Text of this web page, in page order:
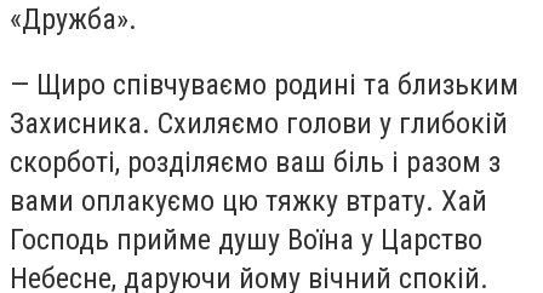
«Дружба».
— Щиро співчуваємо родині та близьким
Захисника. Схиляємо голови у глибокій
скорботі, розділяємо ваш біль і разом з
вами оплакуємо цю тяжку втрату. Хай
Господь прийме душу Воїна у Царство
Небесне, даруючи йому вічний спокій.